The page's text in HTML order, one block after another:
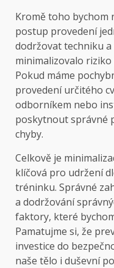
Kromě toho bychom
postup provedení
dodržovat techniku
minimalizovalo
Pokud máme
provedení určitého
odborníkem nebo
poskytnout správné
chyby.
Celkově je
klíčová pro udržení
tréninku. Správné
a dodržování
faktory, které
Pamatujme si, že
investice do
naše tělo i duševní